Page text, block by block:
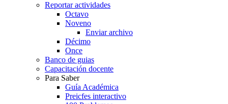
Reportar actividades
Octavo
Noveno
Enviar archivo
Décimo
Once
Banco de guias
Capacitación docente
Para Saber
Guía Académica
Preicfes interactivo